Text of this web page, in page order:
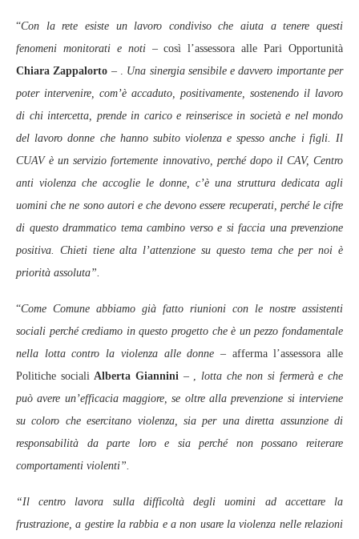
“Con la rete esiste un lavoro condiviso che aiuta a tenere questi
fenomeni monitorati e noti– così l’assessora alle Pari Opportunità
Chiara Zappalorto – . Una sinergia sensibile e davvero importante per
poter intervenire, com’è accaduto, positivamente, sostenendo il lavoro
di chi intercetta, prende in carico e reinserisce in società e nel mondo
del lavoro donne che hanno subito violenza e spesso anche i figli. Il
CUAV è un servizio fortemente innovativo, perché dopo il CAV, Centro
anti violenza che accoglie le donne, c’è una struttura dedicata agli
uomini che ne sono autori e che devono essere recuperati, perché le cifre
di questo drammatico tema cambino verso e si faccia una prevenzione
positiva. Chieti tiene alta l’attenzione su questo tema che per noi è
priorità assoluta”.
“Come Comune abbiamo già fatto riunioni con le nostre assistenti
sociali perché crediamo in questo progetto che è un pezzo fondamentale
nella lotta contro la violenza alle donne – afferma l’assessora alle
Politiche socialiAlberta Giannini – , lotta che non si fermerà e che
può avere un’efficacia maggiore, se oltre alla prevenzione si interviene
su coloro che esercitano violenza, sia per una diretta assunzione di
responsabilità da parte loro e sia perché non possano reiterare
comportamenti violenti”.
“Il centro lavora sulla difficoltà degli uomini ad accettare la
frustrazione, a gestire la rabbia e a non usare la violenza nelle relazioni